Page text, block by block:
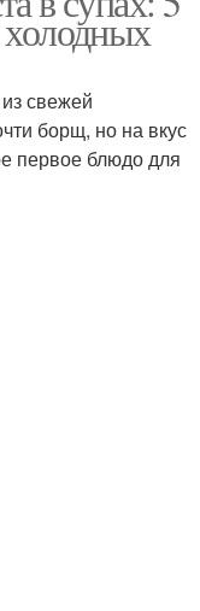
свежей
борщ, но на вкус
первое блюдо для